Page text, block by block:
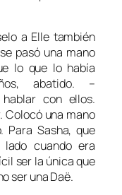
a Elle también
pasó una mano
lo que lo había
abatido. –
con ellos.
Colocó una mano
Para Sasha, que
cuando era
ser la única que
ser una Daë.